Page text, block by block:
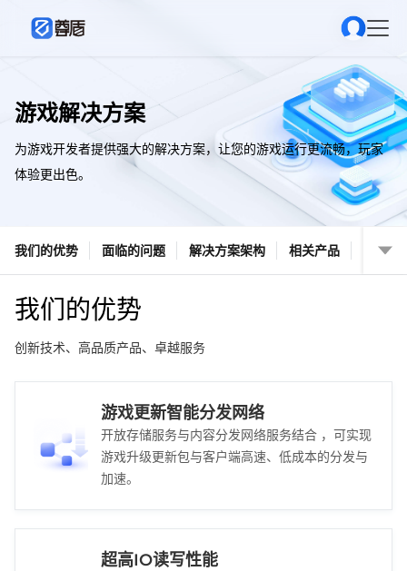
游戏解决方案
为游戏开发者提供强大的解决方案，让您的游戏运行更流畅，玩家
体验更出色。
我们的优势 面临的问题 解决方案架构 相关产品
我们的优势
创新技术、高品质产品、卓越服务
游戏更新智能分发网络
开放存储服务与内容分发网络服务结合 ，可实现
游戏升级更新包与客户端高速、低成本的分发与
加速。
超高IO读写性能